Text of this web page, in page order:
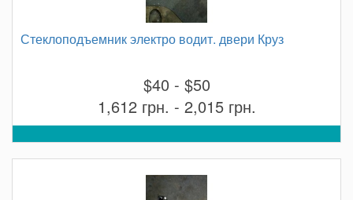
Стеклоподъемник электро водит. двери Круз
$40 - $50
1,612 грн. - 2,015 грн.